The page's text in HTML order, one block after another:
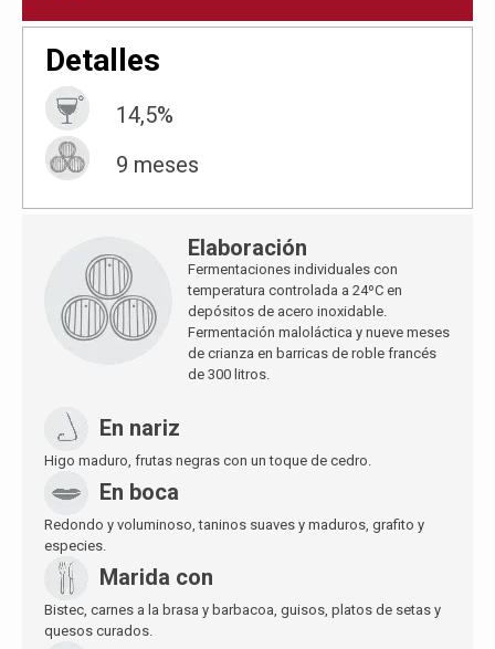
Detalles
14,5%
9 meses
Elaboración
Fermentaciones individuales con
temperatura controlada a 24ºC en
depósitos de acero inoxidable.
Fermentación maloláctica y nueve meses
de crianza en barricas de roble francés
de 300 litros.
En nariz
Higo maduro, frutas negras con un toque de cedro.
En boca
Redondo y voluminoso, taninos suaves y maduros, grafito y
especies.
Marida con
Bistec, carnes a la brasa y barbacoa, guisos, platos de setas y
quesos curados.